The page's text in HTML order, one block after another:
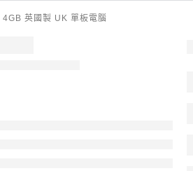
英國製 UK 單板電腦